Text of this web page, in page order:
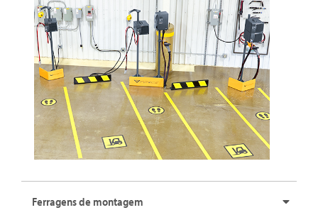
Ferragens de montagem